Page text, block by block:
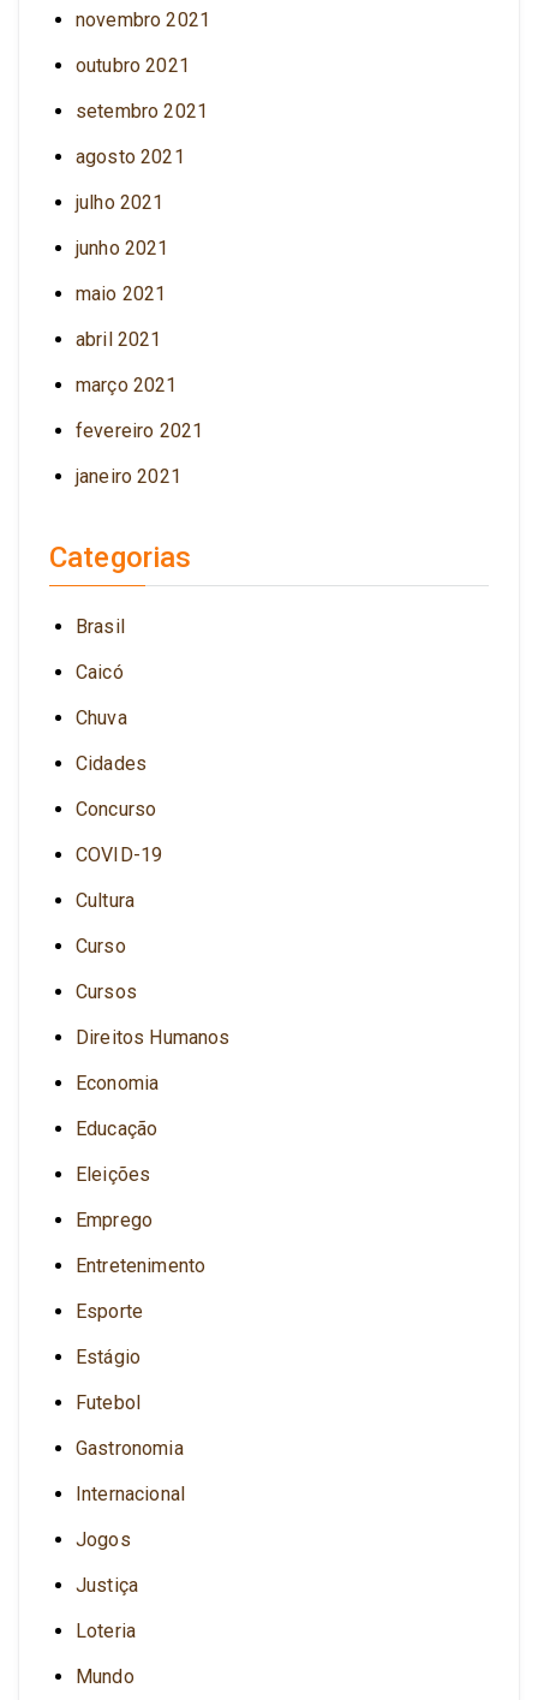
novembro 2021
outubro 2021
setembro 2021
agosto 2021
julho 2021
junho 2021
maio 2021
abril 2021
março 2021
fevereiro 2021
janeiro 2021
Categorias
Brasil
Caicó
Chuva
Cidades
Concurso
COVID-19
Cultura
Curso
Cursos
Direitos Humanos
Economia
Educação
Eleições
Emprego
Entretenimento
Esporte
Estágio
Futebol
Gastronomia
Internacional
Jogos
Justiça
Loteria
Mundo